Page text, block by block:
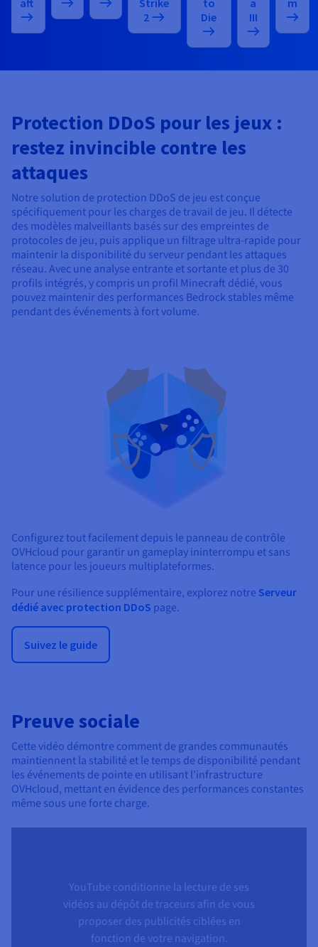
aft
Strike
2
to
Die
a
III
m
Protection DDoS pour les jeux :
restez invincible contre les
attaques
Notre solution de protection DDoS de jeu est conçue
spécifiquement pour les charges de travail de jeu. Il détecte
des modèles malveillants basés sur des empreintes de
protocoles de jeu, puis applique un filtrage ultra-rapide pour
maintenir la disponibilité du serveur pendant les attaques
réseau. Avec une analyse entrante et sortante et plus de 30
profils intégrés, y compris un profil Minecraft dédié, vous
pouvez maintenir des performances Bedrock stables même
pendant des événements à fort volume.
Configurez tout facilement depuis le panneau de contrôle
OVHcloud pour garantir un gameplay ininterrompu et sans
latence pour les joueurs multiplateformes.
Pour une résilience supplémentaire, explorez notre Serveur
dédié avec protection DDoS page.
Suivez le guide
Preuve sociale
Cette vidéo démontre comment de grandes communautés
maintiennent la stabilité et le temps de disponibilité pendant
les événements de pointe en utilisant l'infrastructure
OVHcloud, mettant en évidence des performances constantes
même sous une forte charge.
YouTube conditionne la lecture de ses
vidéos au dépôt de traceurs afin de vous
proposer des publicités ciblées en
fonction de votre navigation.